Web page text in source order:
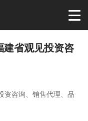
建省观见投资咨
资咨询、销售代理、品